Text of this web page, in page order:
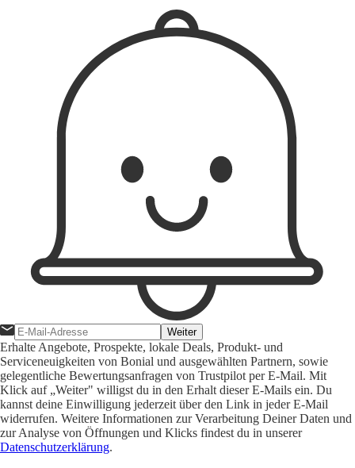
Weiter
Erhalte Angebote, Prospekte, lokale Deals, Produkt- und
Serviceneuigkeiten von Bonial und ausgewählten Partnern, sowie
gelegentliche Bewertungsanfragen von Trustpilot per E-Mail. Mit
Klick auf „Weiter" willigst du in den Erhalt dieser E-Mails ein. Du
kannst deine Einwilligung jederzeit über den Link in jeder E-Mail
widerrufen. Weitere Informationen zur Verarbeitung Deiner Daten und
zur Analyse von Öffnungen und Klicks findest du in unserer
Datenschutzerklärung.